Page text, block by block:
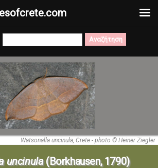
Search
for:
Watsonalla uncinula, Crete - photo © Heiner Ziegler
uncinula (Borkhausen, 1790)